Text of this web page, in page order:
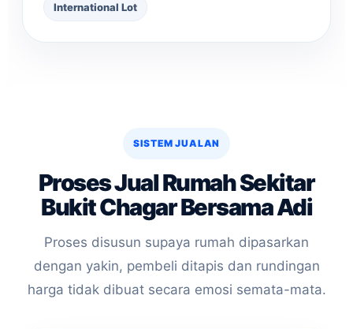
International Lot
SISTEM JUALAN
Proses Jual Rumah Sekitar
Bukit Chagar Bersama Adi
Proses disusun supaya rumah dipasarkan
dengan yakin, pembeli ditapis dan rundingan
harga tidak dibuat secara emosi semata-mata.